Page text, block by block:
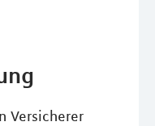
Versicherer